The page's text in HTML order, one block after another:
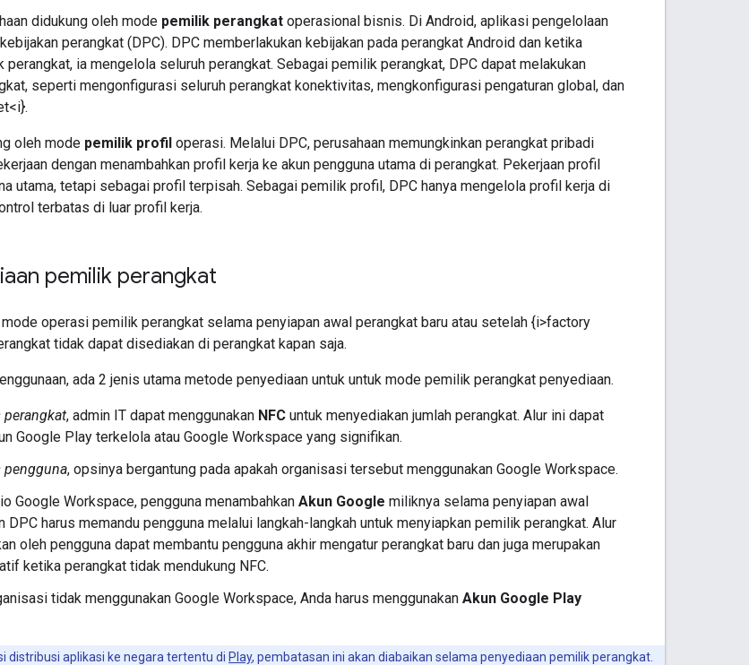
didukung oleh mode pemilik perangkat operasional bisnis. Di Android, aplikasi pengelolaan
perangkat (DPC). DPC memberlakukan kebijakan pada perangkat Android dan ketika
perangkat, ia mengelola seluruh perangkat. Sebagai pemilik perangkat, DPC dapat melakukan
seperti mengonfigurasi seluruh perangkat konektivitas, mengkonfigurasi pengaturan global, dan
oleh mode pemilik profil operasi. Melalui DPC, perusahaan memungkinkan perangkat pribadi
dengan menambahkan profil kerja ke akun pengguna utama di perangkat. Pekerjaan profil
utama, tetapi sebagai profil terpisah. Sebagai pemilik profil, DPC hanya mengelola profil kerja di
terbatas di luar profil kerja.
pemilik perangkat
mode operasi pemilik perangkat selama penyiapan awal perangkat baru atau setelah {i>factory
tidak dapat disediakan di perangkat kapan saja.
ada 2 jenis utama metode penyediaan untuk untuk mode pemilik perangkat penyediaan.
perangkat, admin IT dapat menggunakan NFC untuk menyediakan jumlah perangkat. Alur ini dapat
Google Play terkelola atau Google Workspace yang signifikan.
pengguna, opsinya bergantung pada apakah organisasi tersebut menggunakan Google Workspace.
Google Workspace, pengguna menambahkan Akun Google miliknya selama penyiapan awal
DPC harus memandu pengguna melalui langkah-langkah untuk menyiapkan pemilik perangkat. Alur
oleh pengguna dapat membantu pengguna akhir mengatur perangkat baru dan juga merupakan
ketika perangkat tidak mendukung NFC.
tidak menggunakan Google Workspace, Anda harus menggunakan Akun Google Play
distribusi aplikasi ke negara tertentu di Play, pembatasan ini akan diabaikan selama penyediaan pemilik perangkat.